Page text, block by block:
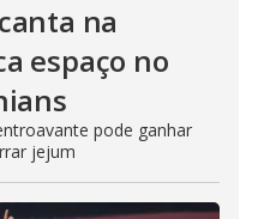
na
espaço no
pode ganhar
jejum